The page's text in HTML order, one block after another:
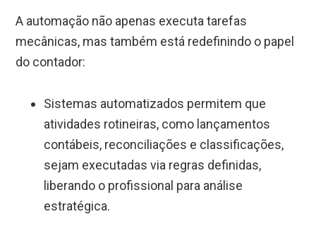
A automação não apenas executa tarefas
mecânicas, mas também está redefinindo o papel
do contador:
Sistemas automatizados permitem que
atividades rotineiras, como lançamentos
contábeis, reconciliações e classificações,
sejam executadas via regras definidas,
liberando o profissional para análise
estratégica.